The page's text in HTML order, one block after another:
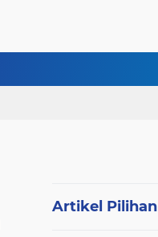
Artikel Pilihan